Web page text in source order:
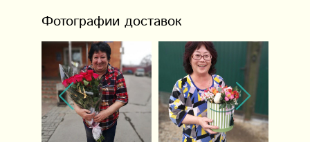
Фотографии доставок